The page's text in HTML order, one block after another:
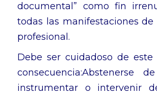
documental” como fin
todas las manifestaciones de
profesional.
Debe ser cuidadoso de
consecuencia:Abstenerse
instrumentar o intervenir